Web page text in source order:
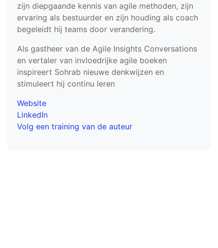
zijn diepgaande kennis van agile methoden, zijn
ervaring als bestuurder en zijn houding als coach
begeleidt hij teams door verandering.
Als gastheer van de Agile Insights Conversations
en vertaler van invloedrijke agile boeken
inspireert Sohrab nieuwe denkwijzen en
stimuleert hij continu leren
Website
LinkedIn
Volg een training van de auteur